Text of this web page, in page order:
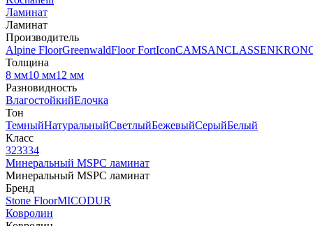
Ламинат
Ламинат
Производитель
Alpine FloorGreenwaldFloor FortIconCAMSANCLASSEN
Толщина
8 мм10 мм12 мм
Разновидность
ВлагостойкийЕлочка
Тон
ТемныйНатуральныйСветлыйБежевыйСерыйБелый
Класс
323334
Минеральный MSPC ламинат
Минеральный MSPC ламинат
Бренд
Stone FloorMICODUR
Ковролин